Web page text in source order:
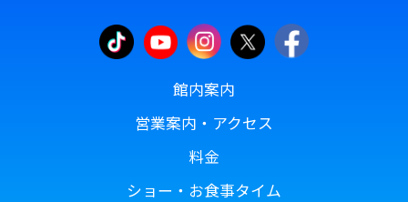
館内案内
営業案内・アクセス
料金
ショー・お食事タイム